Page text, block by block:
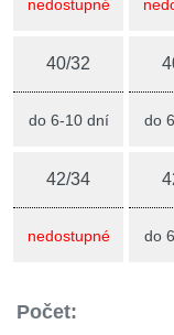
nedostupné
40/32
do 6-10 dní do
42/34
nedostupné do
Počet: